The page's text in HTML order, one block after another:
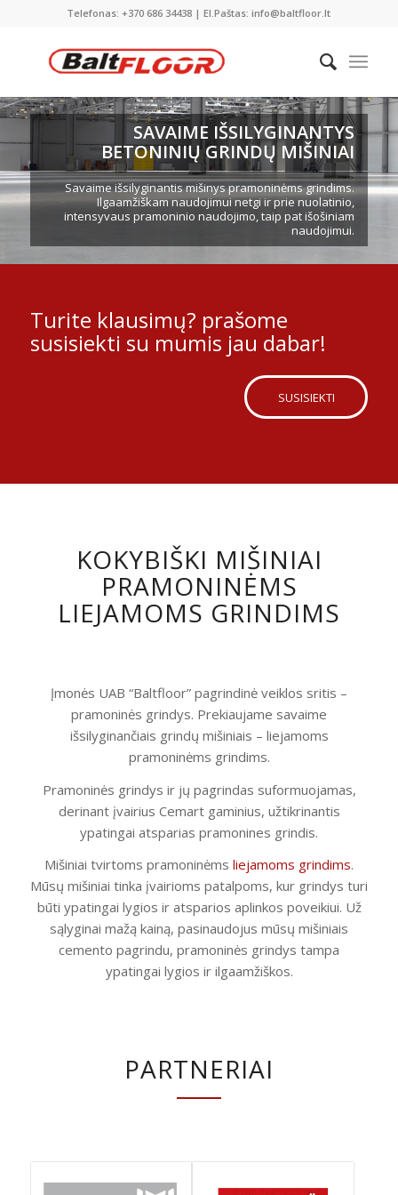
Telefonas: +370 686 34438 | El.Paštas: info@baltfloor.lt
SAVAIME IŠSILYGINANTYS
BETONINIŲ GRINDŲ MIŠINIAI
Savaime išsilyginantis mišinys pramoninėms grindims.
Ilgaamžiškam naudojimui netgi ir prie nuolatinio,
intensyvaus pramoninio naudojimo, taip pat išošiniam
naudojimui.
Turite klausimų? prašome
susisiekti su mumis jau dabar!
SUSISIEKTI
KOKYBIŠKI MIŠINIAI
PRAMONINĖMS
LIEJAMOMS GRINDIMS
Įmonės UAB “Baltfloor” pagrindinė veiklos sritis –
pramoninės grindys. Prekiaujame savaime
išsilyginančiais grindų mišiniais – liejamoms
pramoninėms grindims.
Pramoninės grindys ir jų pagrindas suformuojamas,
derinant įvairius Cemart gaminius, užtikrinantis
ypatingai atsparias pramonines grindis.
Mišiniai tvirtoms pramoninėms liejamoms grindims.
Mūsų mišiniai tinka įvairioms patalpoms, kur grindys turi
būti ypatingai lygios ir atsparios aplinkos poveikiui. Už
sąlyginai mažą kainą, pasinaudojus mūsų mišiniais
cemento pagrindu, pramoninės grindys tampa
ypatingai lygios ir ilgaamžiškos.
PARTNERIAI